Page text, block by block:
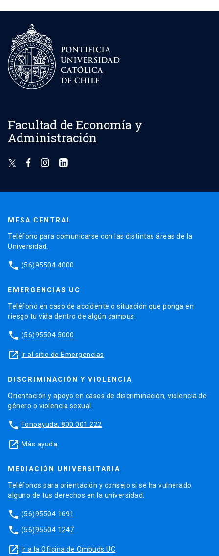
Facultad de Economía y
Administración
MESA CENTRAL
Teléfono para comunicarse con las distintas áreas de la
Universidad.
phone (56)95504 4000
EMERGENCIAS UC
Teléfono en caso de accidente o situación que ponga en
riesgo tu vida dentro de algún campus.
phone (56)95504 5000
launch Ir al sitio de Emergencias
DISCRIMINACIÓN Y VIOLENCIA
Orientación y apoyo en casos de discriminación, violencia de
género o violencia sexual.
phone Fonoayuda: 800 001 222
launch Más ayuda
MEDIACIÓN UNIVERSITARIA
Teléfonos para orientación y consejo si se ha vulnerado
alguno de tus derechos en la universidad.
phone (56)95504 1691
phone (56)95504 1247
launch Ir a la Oficina de Ombuds UC